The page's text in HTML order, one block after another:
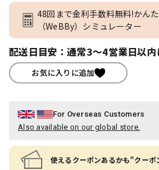
48回まで金利手数料無料!かん
（WeBBy）シミュレーター
配送日目安：通常3～4営業日以
お気に入りに追加
For Overseas Customers
Also available on our global store.
使えるクーポンあるかも"クー